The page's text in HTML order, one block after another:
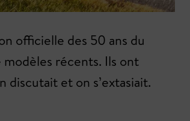
officielle des 50 ans du
modèles récents. Ils ont
discutait et on s’extasiait.